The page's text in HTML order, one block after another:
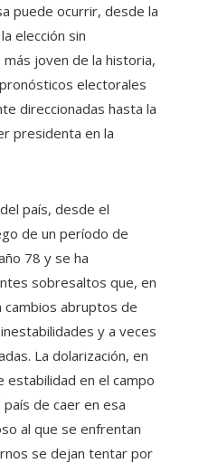
puede ocurrir, desde la
elección sin
joven de la historia,
electorales
direccionadas hasta la
presidenta en la
país, desde el
de un período de
78 y se ha
sobresaltos que, en
cambios abruptos de
y a veces
La dolarización, en
estabilidad en el campo
de caer en esa
al que se enfrentan
se dejan tentar por